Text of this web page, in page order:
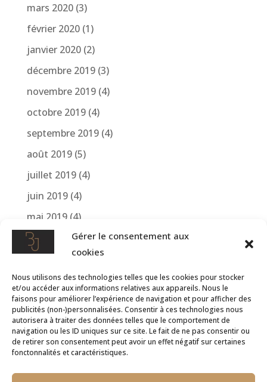
Gérer le consentement aux
cookies
Nous utilisons des technologies telles que les cookies pour stocker
et/ou accéder aux informations relatives aux appareils. Nous le
faisons pour améliorer l’expérience de navigation et pour afficher des
publicités (non-)personnalisées. Consentir à ces technologies nous
autorisera à traiter des données telles que le comportement de
navigation ou les ID uniques sur ce site. Le fait de ne pas consentir ou
de retirer son consentement peut avoir un effet négatif sur certaines
fonctonnalités et caractéristiques.
mars 2020(3)
février 2020(1)
janvier 2020(2)
décembre 2019(3)
novembre 2019(4)
octobre 2019(4)
septembre 2019(4)
août 2019(5)
juillet 2019(4)
juin 2019(4)
mai 2019(4)
avril 2019
(4)
mars 2019(1)
avril 2018(2)
mars 2018(1)
